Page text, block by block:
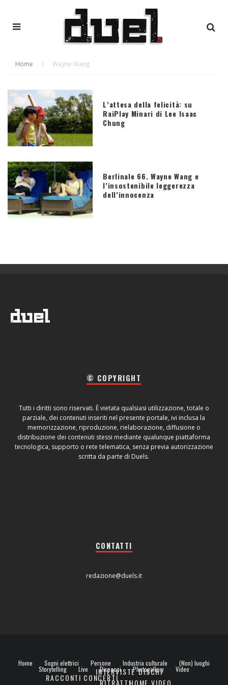
Home Wayne Wang
L’attesa della felicità: su
RaiPlay Minari di Lee Isaac
Chung
Berlinale 66. Wayne Wang e
l’insostenibile leggerezza
dell’innocenza
© COPYRIGHT
Tutti i diritti sono riservati. È vietata qualsiasi utilizzazione, totale o
parziale, dei contenuti inseriti nel presente portale, ivi inclusa la
memorizzazione, riproduzione, rielaborazione, diffusione o
distribuzione dei contenuti stessi mediante qualunque piattaforma
tecnologica, supporto o rete telematica, senza previa autorizzazione
scritta da parte di Duels.
CONTATTI
redazione@duels.it
Home Sogni elettrici Persone
INTERVISTE
Industria culturale
DISCHI
(Non) luoghi
Storytelling
RACCONTI
Live
CONCERTI
Dispacci Photogallery Video